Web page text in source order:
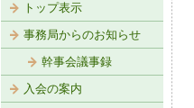
トップ表示
事務局からのお知らせ
幹事会議事録
入会の案内